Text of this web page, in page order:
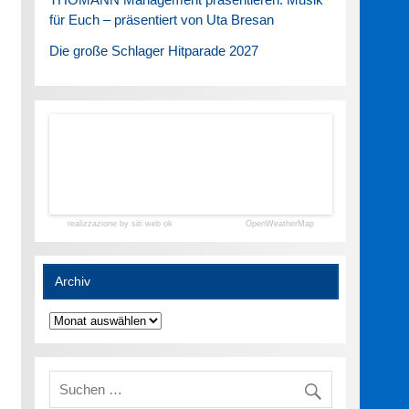
für Euch – präsentiert von Uta Bresan
Die große Schlager Hitparade 2027
realizzazione by siti web ok OpenWeatherMap
Archiv
Archiv